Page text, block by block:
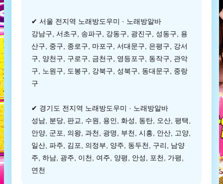
✔ 서울 전지역 노래방도우미 · 노래방알바
강남구, 서초구, 송파구, 강동구, 광진구, 성동구, 용
산구, 중구, 종로구, 마포구, 서대문구, 은평구, 강서
구, 양천구, 구로구, 금천구, 영등포구, 동작구, 관악
구, 노원구, 도봉구, 강북구, 성북구, 동대문구, 중랑
구
✔ 경기도 전지역 노래방도우미 · 노래방알바
성남, 분당, 판교, 수원, 용인, 화성, 동탄, 오산, 평택,
안양, 군포, 의왕, 과천, 광명, 부천, 시흥, 안산, 고양,
일산, 파주, 김포, 의정부, 양주, 동두천, 구리, 남양
주, 하남, 광주, 이천, 여주, 양평, 안성, 포천, 가평,
연천